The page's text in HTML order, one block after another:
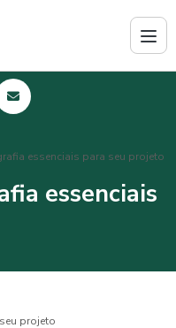
essenciais para seu projeto
essenciais